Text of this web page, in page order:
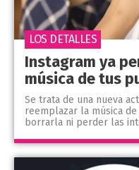
Instagram ya
música de tus
Se trata de una nueva
reemplazar la música
borrarla ni perder las
LOS DETALLES